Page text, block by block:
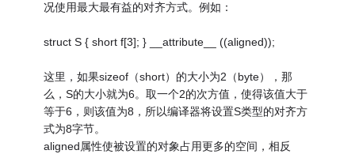
况使用最大最有益的对齐方式。例如：
struct S { short f[3]; } __attribute__ ((aligned));
这里，如果sizeof（short）的大小为2（byte），那
么，S的大小就为6。取一个2的次方值，使得该值大于
等于6，则该值为8，所以编译器将设置S类型的对齐方
式为8字节。
aligned属性使被设置的对象占用更多的空间，相反